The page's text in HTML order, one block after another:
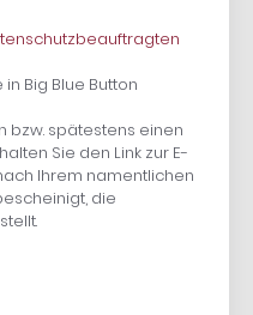
Big Blue Button
bzw. spätestens einen
Sie den Link zur E-
Ihrem namentlichen
die